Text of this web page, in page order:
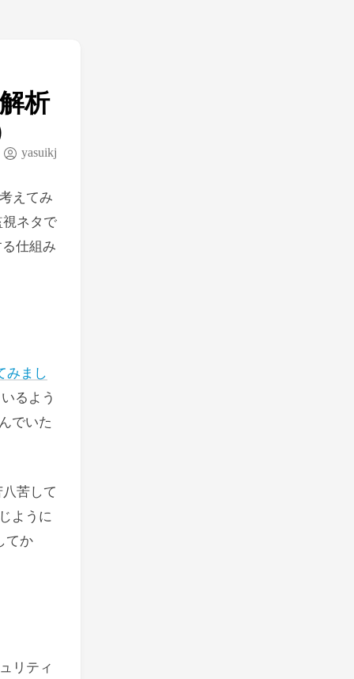
析
yasuikj
えてみ
ネタで
仕組み
みまし
るよう
でいた
苦して
ように
てか
リティ